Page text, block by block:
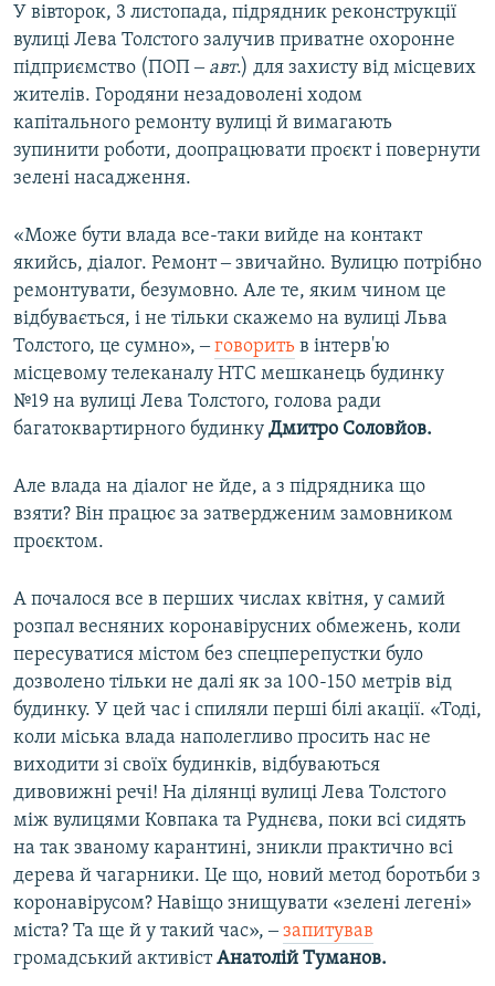
У вівторок, 3 листопада, підрядник реконструкції
вулиці Лева Толстого залучив приватне охоронне
підприємство (ПОП ‒ авт.) для захисту від місцевих
жителів. Городяни незадоволені ходом
капітального ремонту вулиці й вимагають
зупинити роботи, доопрацювати проєкт і повернути
зелені насадження.
«Може бути влада все-таки вийде на контакт
якийсь, діалог. Ремонт ‒ звичайно. Вулицю потрібно
ремонтувати, безумовно. Але те, яким чином це
відбувається, і не тільки скажемо на вулиці Льва
Толстого, це сумно», ‒говорить в інтерв'ю
місцевому телеканалу НТС мешканець будинку
№19 на вулиці Лева Толстого, голова ради
багатоквартирного будинку Дмитро Соловйов.
Але влада на діалог не йде, а з підрядника що
взяти? Він працює за затвердженим замовником
проєктом.
А почалося все в перших числах квітня, у самий
розпал весняних коронавірусних обмежень, коли
пересуватися містом без спецперепустки було
дозволено тільки не далі як за 100-150 метрів від
будинку. У цей час і спиляли перші білі акації. «Тоді,
коли міська влада наполегливо просить нас не
виходити зі своїх будинків, відбуваються
дивовижні речі! На ділянці вулиці Лева Толстого
між вулицями Ковпака та Руднєва, поки всі сидять
на так званому карантині, зникли практично всі
дерева й чагарники. Це що, новий метод боротьби з
коронавірусом? Навіщо знищувати «зелені легені»
міста? Та ще й у такий час», ‒запитував
громадський активістАнатолій Туманов.